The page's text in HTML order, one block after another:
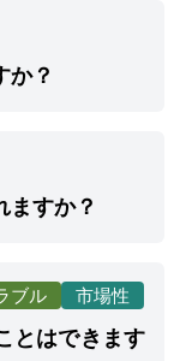
か？
ますか？
ブル 市場性
とはできます